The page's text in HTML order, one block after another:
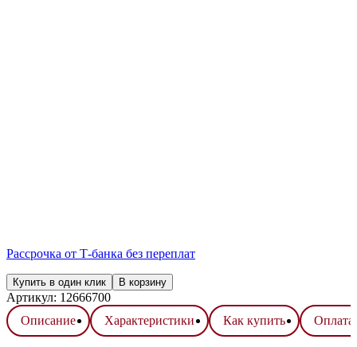
Рассрочка от Т-банка без переплат
Купить в один клик В корзину
Артикул: 12666700
Описание
Характеристики Как купить Оплата